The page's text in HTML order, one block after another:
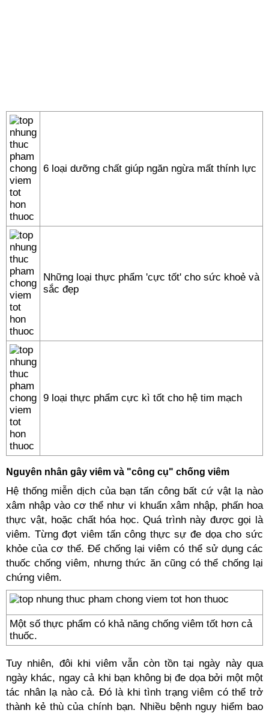
6 loại dưỡng chất giúp ngăn ngừa mất thính lực
Những loại thực phẩm 'cực tốt' cho sức khoẻ và
sắc đẹp
9 loại thực phẩm cực kì tốt cho hệ tim mạch
Nguyên nhân gây viêm và "công cụ" chống viêm
Hệ thống miễn dịch của bạn tấn công bất cứ vật lạ nào
xâm nhập vào cơ thể như vi khuẩn xâm nhập, phấn hoa
thực vật, hoặc chất hóa học. Quá trình này được gọi là
viêm. Từng đợt viêm tấn công thực sự đe dọa cho sức
khỏe của cơ thể. Để chống lại viêm có thể sử dụng các
thuốc chống viêm, nhưng thức ăn cũng có thể chống lại
chứng viêm.
Một số thực phẩm có khả năng chống viêm tốt hơn cả
thuốc.
Tuy nhiên, đôi khi viêm vẫn còn tồn tại ngày này qua
ngày khác, ngay cả khi bạn không bị đe dọa bởi một một
tác nhân lạ nào cả. Đó là khi tình trạng viêm có thể trở
thành kẻ thù của chính bạn. Nhiều bệnh nguy hiểm bao